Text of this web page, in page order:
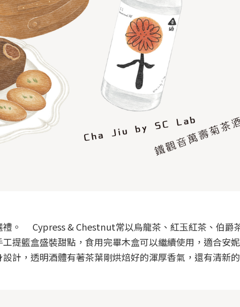
禮。 Cypress & Chestnut常以烏龍茶、紅玉紅茶、伯爵
提籃盒盛裝甜點，食用完畢木盒可以繼續使用，適合安
計，透明酒體有著茶葉剛烘焙好的渾厚香氣，還有清新